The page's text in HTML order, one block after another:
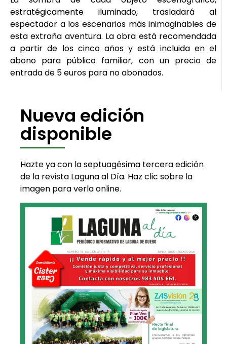
estratégicamente iluminado, trasladará al
espectador a los escenarios más inimaginables de
esta extraña aventura. La obra está recomendada
a partir de los cinco años y está incluida en el
abono para público familiar, con un precio de
entrada de 5 euros para no abonados.
Nueva edición
disponible
Hazte ya con la septuagésima tercera edición
de la revista Laguna al Día. Haz clic sobre la
imagen para verla online.